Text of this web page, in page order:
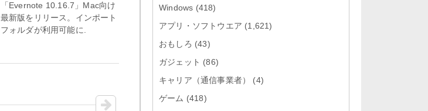
「Evernote 10.16.7」Mac向け
最新版をリリース。インポート
フォルダが利用可能に.
「Google 翻訳 10.31.311」iOS向
「Microsoft Excel 2.112.3」iOS向
Windows (418)
アプリ・ソフトウエア (1,621)
おもしろ (43)
ガジェット (86)
キャリア（通信事業者）
(4)
ゲーム (418)